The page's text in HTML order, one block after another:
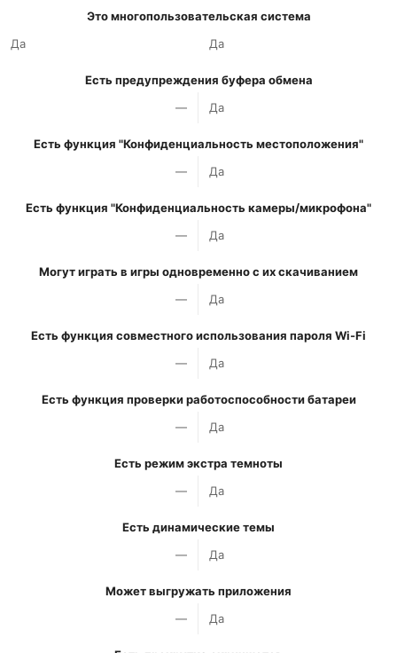
Это многопользовательская система
Да
Да
Есть предупреждения буфера обмена
—
Да
Есть функция "Конфиденциальность местоположения"
—
Да
Есть функция "Конфиденциальность камеры/микрофона"
—
Да
Могут играть в игры одновременно с их скачиванием
—
Да
Есть функция совместного использования пароля Wi-Fi
—
Да
Есть функция проверки работоспособности батареи
—
Да
Есть режим экстра темноты
—
Да
Есть динамические темы
—
Да
Может выгружать приложения
—
Да